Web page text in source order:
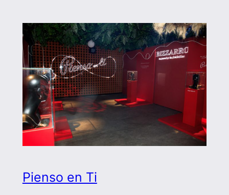
Pienso en Ti